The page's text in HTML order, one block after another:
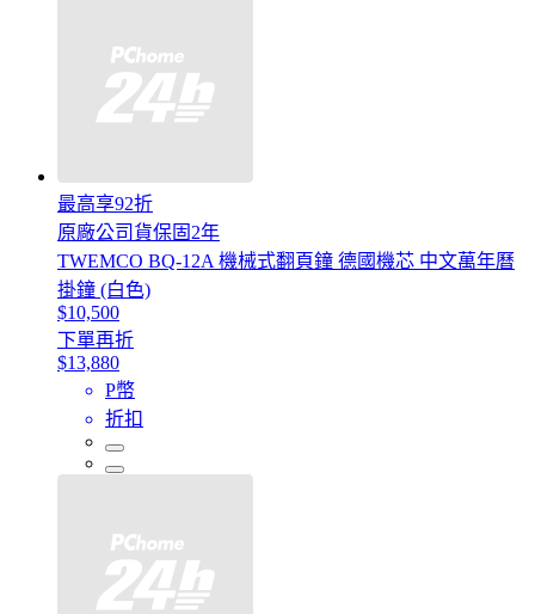
最高享92折
原廠公司貨保固2年
TWEMCO BQ-12A 機械式翻頁鐘 德國機芯 中文萬年曆
掛鐘 (白色)
$10,500
下單再折
$13,880
P幣
折扣